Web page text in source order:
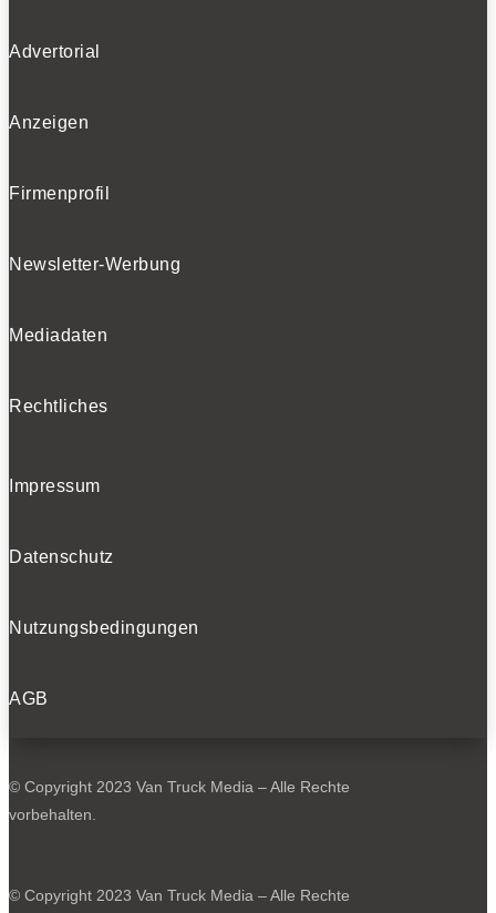
Advertorial
Anzeigen
Firmenprofil
Newsletter-Werbung
Mediadaten
Rechtliches
Impressum
Datenschutz
Nutzungsbedingungen
AGB
© Copyright 2023 Van Truck Media – Alle Rechte
vorbehalten.
© Copyright 2023 Van Truck Media – Alle Rechte